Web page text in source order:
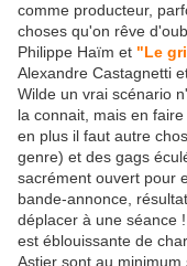
comme producteur,
choses qu'on rêve
Philippe Haïm et "Le
Alexandre Castagnetti
Wilde un vrai scénario
la connait, mais en
en plus il faut autre
genre) et des gags
sacrément ouvert pour
bande-annonce,
déplacer à une séance
est éblouissante de
Astier sont au